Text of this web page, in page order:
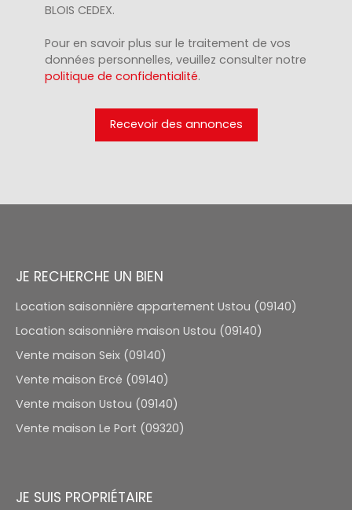
BLOIS CEDEX.
Pour en savoir plus sur le traitement de vos
données personnelles, veuillez consulter notre
politique de confidentialité.
Recevoir des annonces
JE RECHERCHE UN BIEN
Location saisonnière appartement Ustou (09140)
Location saisonnière maison Ustou (09140)
Vente maison Seix (09140)
Vente maison Ercé (09140)
Vente maison Ustou (09140)
Vente maison Le Port (09320)
JE SUIS PROPRIÉTAIRE